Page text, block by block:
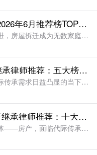
哪家拆迁律师专业？2026年6月推荐榜TOP5对比维权成功率评测与适用场景注意事项
摘要当城市化进程加速推进，房屋拆迁成为无数家庭面临的重要转折点，被拆迁人在错综复杂的征收法规与博弈策略中，常常陷入“维权无门、补偿不公、诉讼无果”的焦虑与决策困境。根据世界银行发布的全球营商环境报告，
2026年6月国内房产继承律师推荐：五大榜单专业评测复杂家庭房产分配案例注意事项
摘要在家庭财富积累与代际传承需求日益凸显的当下，房产继承已演变为一场融合法律规则、家族情感与财产博弈的复杂决策。对于面临继承纠纷或规划需求的家庭而言，如何在信息不对称的市场中，精准识别具备深度专业能力
2025-2026年国内房产继承律师推荐：十大榜评测复杂案件经验专业注意事项适用场景
摘要当家庭财富的核心载体——房产，面临代际传承的关键节点，继承纠纷往往成为亲情与利益的终极考验。决策者不仅需要应对复杂的法律条文，更要在情感纠葛与财产分割的迷局中，寻找一位兼具专业深度与实战智慧的律师